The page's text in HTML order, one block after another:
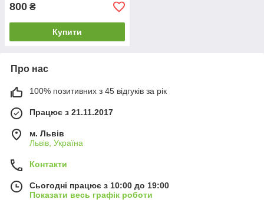
800 ₴
Купити
Про нас
100% позитивних з 45 відгуків за рік
Працює з 21.11.2017
м. Львів
Львів, Україна
Контакти
Сьогодні працює з 10:00 до 19:00
Показати весь графік роботи